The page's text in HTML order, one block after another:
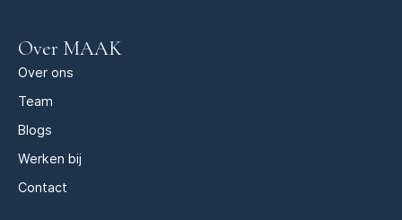
Over MAAK
Over ons
Team
Blogs
Werken bij
Contact